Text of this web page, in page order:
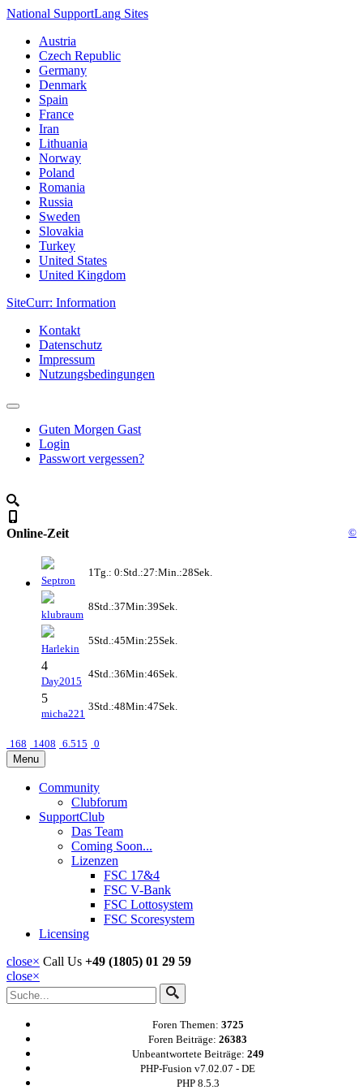
National SupportLang Sites
Austria
Czech Republic
Germany
Denmark
Spain
France
Iran
Lithuania
Norway
Poland
Romania
Russia
Sweden
Slovakia
Turkey
United States
United Kingdom
SiteCurr: Information
Kontakt
Datenschutz
Impressum
Nutzungsbedingungen
Guten Morgen Gast
Login
Passwort vergessen?
Online-Zeit ©
Septron
1Tg.: 0:Std.:27:Min.:28Sek.
klubraum
8Std.:37Min:39Sek.
Harlekin
5Std.:45Min:25Sek.
4
Day2015
4Std.:36Min:46Sek.
5
micha221
3Std.:48Min:47Sek.
168 1408 6.515 0
Menu
Community
Clubforum
SupportClub
Das Team
Coming Soon...
Lizenzen
FSC 17&4
FSC V-Bank
FSC Lottosystem
FSC Scoresystem
Licensing
close× Call Us +49 (1805) 01 29 59
close×
Foren Themen: 3725
Foren Beiträge: 26383
Unbeantwortete Beiträge: 249
PHP-Fusion v7.02.07 - DE
PHP 8.5.3